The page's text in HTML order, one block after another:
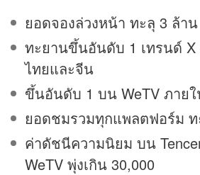
ยอดจองล่วงหน้า ทะลุ 3 ล้าน
ทะยานขึ้นอันดับ 1 เทรนด์ X
ไทยและจีน
ขึ้นอันดับ 1 บน WeTV ภาย
ยอดชมรวมทุกแพลตฟอร์ม ท
ค่าดัชนีความนิยม บน
WeTV พุ่งเกิน 30,000